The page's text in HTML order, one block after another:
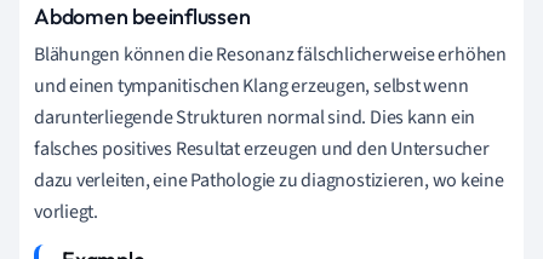
Abdomen beeinflussen
Blähungen können die Resonanz fälschlicherweise erhöhen
und einen tympanitischen Klang erzeugen, selbst wenn
darunterliegende Strukturen normal sind. Dies kann ein
falsches positives Resultat erzeugen und den Untersucher
dazu verleiten, eine Pathologie zu diagnostizieren, wo keine
vorliegt.